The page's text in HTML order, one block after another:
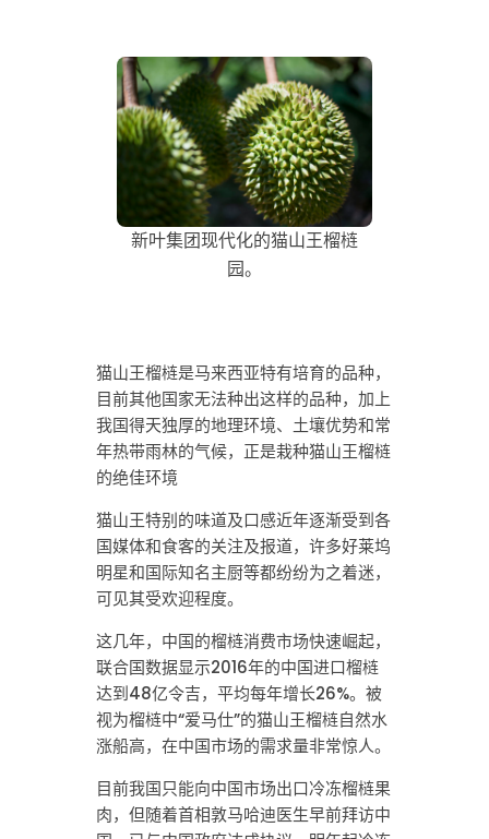
新叶集团现代化的猫山王榴梿
园。
猫山王榴梿是马来西亚特有培育的品种，
目前其他国家无法种出这样的品种，加上
我国得天独厚的地理环境、土壤优势和常
年热带雨林的气候，正是栽种猫山王榴梿
的绝佳环境
猫山王特别的味道及口感近年逐渐受到各
国媒体和食客的关注及报道，许多好莱坞
明星和国际知名主厨等都纷纷为之着迷，
可见其受欢迎程度。
这几年，中国的榴梿消费市场快速崛起，
联合国数据显示2016年的中国进口榴梿
达到48亿令吉，平均每年增长26%。被
视为榴梿中“爱马仕”的猫山王榴梿自然水
涨船高，在中国市场的需求量非常惊人。
目前我国只能向中国市场出口冷冻榴梿果
肉，但随着首相敦马哈迪医生早前拜访中